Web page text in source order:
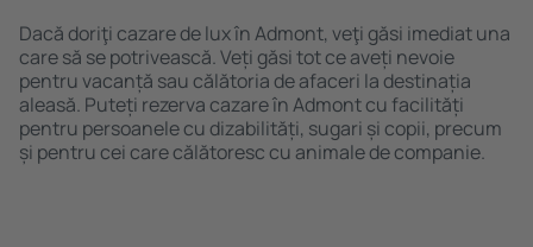
Dacă doriţi cazare de lux în Admont, veţi găsi imediat una
care să se potrivească. Veți găsi tot ce aveți nevoie
pentru vacanță sau călătoria de afaceri la destinația
aleasă. Puteți rezerva cazare în Admont cu facilități
pentru persoanele cu dizabilități, sugari și copii, precum
și pentru cei care călătoresc cu animale de companie.